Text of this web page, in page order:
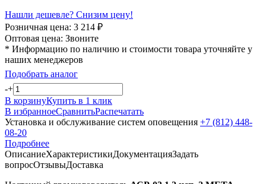
Нашли дешевле? Снизим цену!
Розничная цена: 3 214 ₽
Оптовая цена: Звоните
* Информацию по наличию и стоимости товара уточняйте у
наших менеджеров
Подобрать аналог
-+
В корзинуКупить в 1 клик
В избранноеСравнитьРаспечатать
Установка и обслуживание систем оповещения +7 (812) 448-
08-20
Подробнее
ОписаниеХарактеристикиДокументацияЗадать
вопросОтзывыДоставка